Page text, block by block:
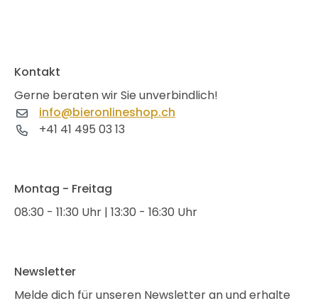
Kontakt
Gerne beraten wir Sie unverbindlich!
info@bieronlineshop.ch
+41 41 495 03 13
Montag - Freitag
08:30 - 11:30 Uhr | 13:30 - 16:30 Uhr
Newsletter
Melde dich für unseren Newsletter an und erhalte